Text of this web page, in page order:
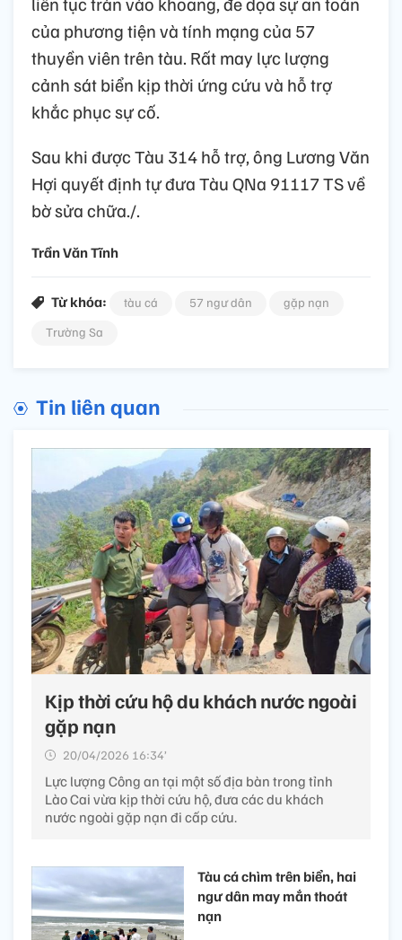
của phương tiện và tính mạng của 57
thuyền viên trên tàu. Rất may lực lượng
cảnh sát biển kịp thời ứng cứu và hỗ trợ
khắc phục sự cố.
Sau khi được Tàu 314 hỗ trợ, ông Lương Văn
Hợi quyết định tự đưa Tàu QNa 91117 TS về
bờ sửa chữa./.
Trần Văn Tĩnh
Từ khóa: tàu cá 57 ngư dân
gặp nạn
Trường Sa
Tin liên quan
Kịp thời cứu hộ du khách nước ngoài
gặp nạn
20/04/2026 16:34’
Lực lượng Công an tại một số địa bàn trong tỉnh
Lào Cai vừa kịp thời cứu hộ, đưa các du khách
nước ngoài gặp nạn đi cấp cứu.
Tàu cá chìm trên biển, hai
ngư dân may mắn thoát
nạn